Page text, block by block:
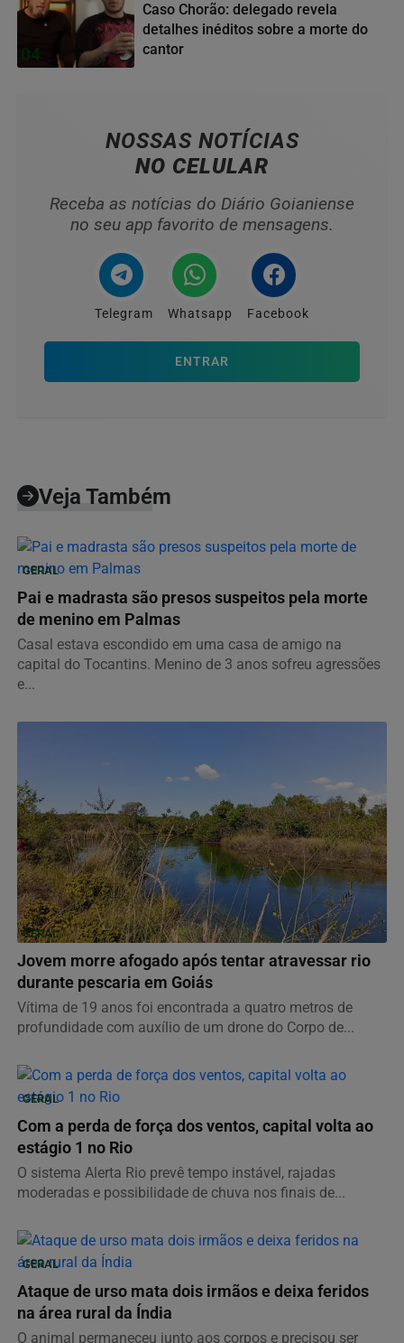
04
Caso Chorão: delegado revela
detalhes inéditos sobre a morte do
cantor
NOSSAS NOTÍCIAS
NO CELULAR
Receba as notícias do Diário Goianiense
no seu app favorito de mensagens.
Telegram Whatsapp Facebook
ENTRAR
Veja Também
GERAL
Pai e madrasta são presos suspeitos pela morte
de menino em Palmas
Casal estava escondido em uma casa de amigo na
capital do Tocantins. Menino de 3 anos sofreu agressões
e...
GERAL
Jovem morre afogado após tentar atravessar rio
durante pescaria em Goiás
Vítima de 19 anos foi encontrada a quatro metros de
profundidade com auxílio de um drone do Corpo de...
GERAL
Com a perda de força dos ventos, capital volta ao
estágio 1 no Rio
O sistema Alerta Rio prevê tempo instável, rajadas
moderadas e possibilidade de chuva nos finais de...
GERAL
Ataque de urso mata dois irmãos e deixa feridos
na área rural da Índia
O animal permaneceu junto aos corpos e precisou ser